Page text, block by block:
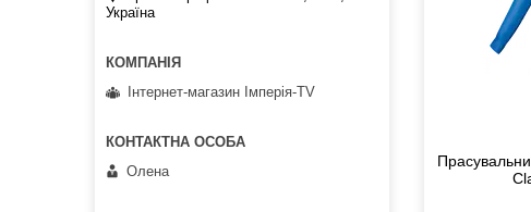
Україна
Інтернет-магазин Імперія-TV
Олена